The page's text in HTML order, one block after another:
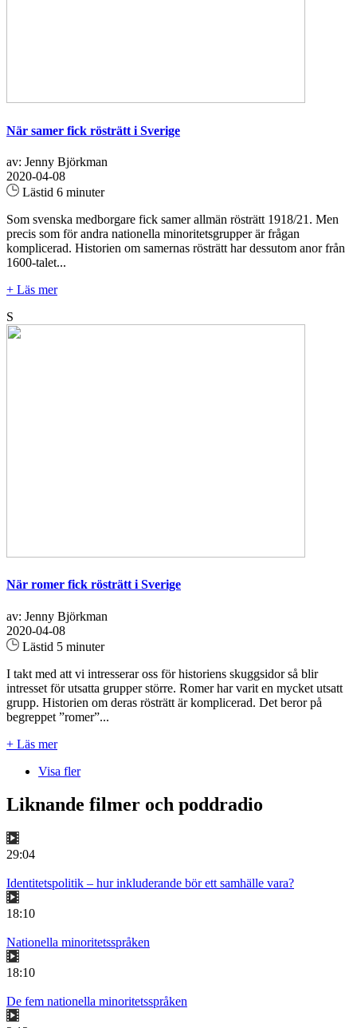
När samer fick rösträtt i Sverige
av: Jenny Björkman
2020-04-08
Lästid 6 minuter
Som svenska medborgare fick samer allmän rösträtt 1918/21. Men
precis som för andra nationella minoritetsgrupper är frågan
komplicerad. Historien om samernas rösträtt har dessutom anor från
1600-talet...
+ Läs mer
S
När romer fick rösträtt i Sverige
av: Jenny Björkman
2020-04-08
Lästid 5 minuter
I takt med att vi intresserar oss för historiens skuggsidor så blir
intresset för utsatta grupper större. Romer har varit en mycket utsatt
grupp. Historien om deras rösträtt är komplicerad. Det beror på
begreppet ”romer”...
+ Läs mer
Visa fler
Liknande filmer och poddradio
29:04
Identitetspolitik – hur inkluderande bör ett samhälle vara?
18:10
Nationella minoritetsspråken
18:10
De fem nationella minoritetsspråken